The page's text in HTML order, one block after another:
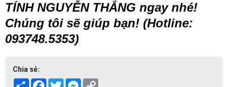
TÍNH NGUYỄN THẮNG ngay nhé!
Chúng tôi sẽ giúp bạn! (Hotline:
093748.5353)
Chia sẻ:
Share Facebook
TwitterMessenger